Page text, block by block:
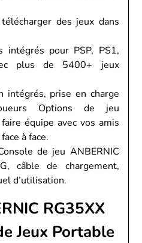
des jeux dans
pour PSP, PS1,
plus de 5400+ jeux
prise en charge
Options de jeu
équipe avec vos amis
à face.
de jeu ANBERNIC
câble de chargement,
d’utilisation.
RG35XX
Jeux Portable